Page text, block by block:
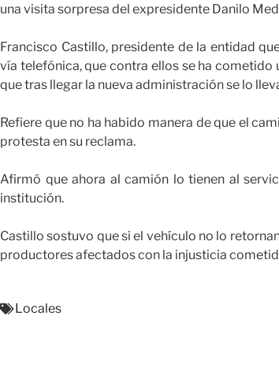
una visita sorpresa del expresidente Danilo
Francisco Castillo, presidente de la entidad
vía telefónica, que contra ellos se ha cometido
que tras llegar la nueva administración se lo
Refiere que no ha habido manera de que el
protesta en su reclama.
Afirmó que ahora al camión lo tienen al
institución.
Castillo sostuvo que si el vehículo no lo
productores afectados con la injusticia
Locales